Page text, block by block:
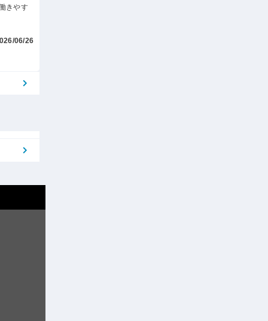
きやす
06/26